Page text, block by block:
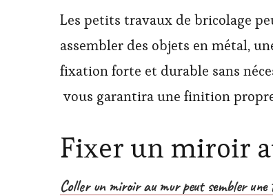
Les petits travaux de bricolage
assembler des objets en métal,
fixation forte et durable sans
vous garantira une finition
Fixer un miroir
Coller un miroir au mur peut sembler une